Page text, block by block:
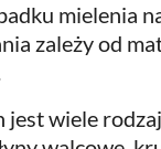
mielenia
zależy od
wiele